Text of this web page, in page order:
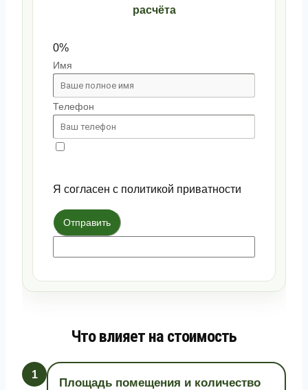
расчёта
0%
Имя
Телефон
Я согласен с политикой приватности
Отправить
Что влияет на стоимость
1
Площадь помещения и количество